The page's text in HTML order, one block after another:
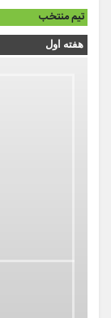
تیم منتخب